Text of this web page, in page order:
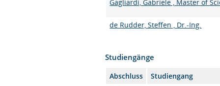
Gagliardi, Gabriele , Master of
de Rudder, Steffen , Dr.-Ing.
Studiengänge
Abschluss
Studiengang